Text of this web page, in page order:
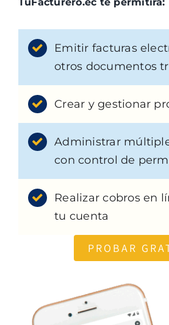
Emitir facturas
otros documentos
Crear y gestionar
Administrar
con control de
Realizar cobros en
tu cuenta
PROBAR